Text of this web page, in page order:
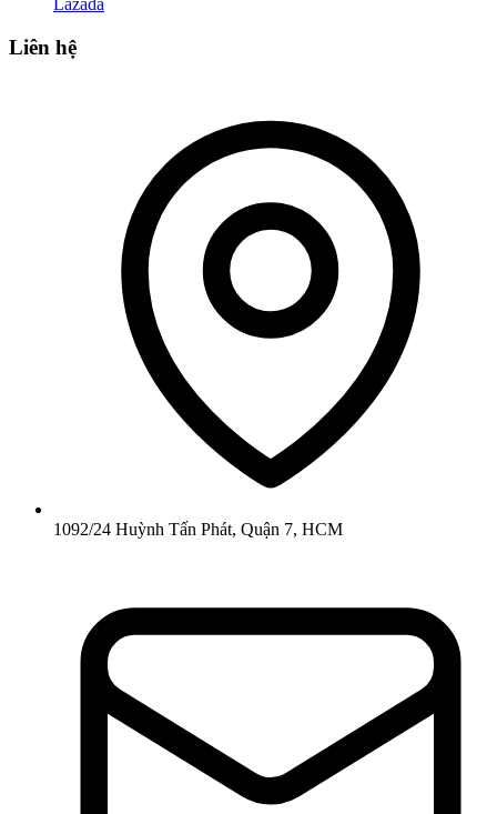
Lazada
Liên hệ
1092/24 Huỳnh Tấn Phát, Quận 7, HCM